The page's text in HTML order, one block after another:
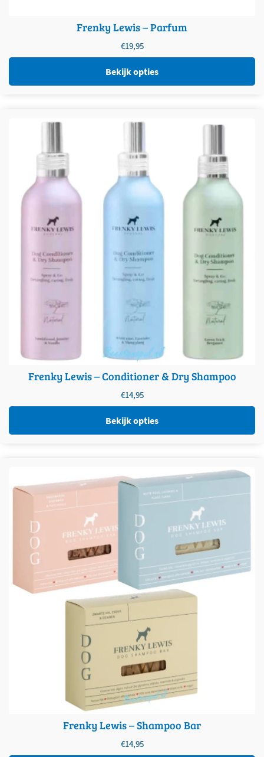
Frenky Lewis – Parfum
€19,95
Bekijk opties
Frenky Lewis – Conditioner & Dry Shampoo
€14,95
Bekijk opties
Frenky Lewis – Shampoo Bar
€14,95
gekozen worden op de productpagina